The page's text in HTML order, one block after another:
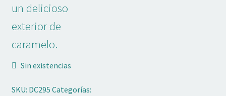
Mi cuenta
Lista de deseos
un delicioso
exterior de
caramelo.
Sin existencias
SKU: DC295 Categorías: